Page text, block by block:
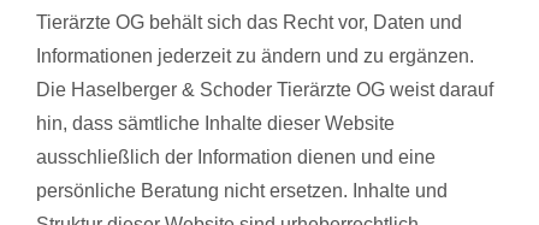
Tierärzte OG behält sich das Recht vor, Daten und
Informationen jederzeit zu ändern und zu ergänzen.
Die Haselberger & Schoder Tierärzte OG weist darauf
hin, dass sämtliche Inhalte dieser Website
ausschließlich der Information dienen und eine
persönliche Beratung nicht ersetzen. Inhalte und